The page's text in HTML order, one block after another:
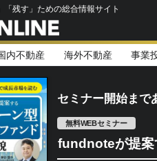
残す」ための総合情報サイト
内不動産 海外不動産 事業
セミナー開始まで
無料WEBセミナー
fundnoteが提案